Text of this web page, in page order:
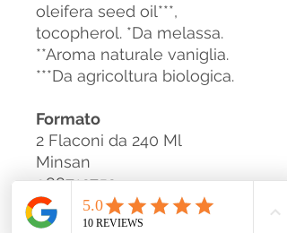
oleifera seed oil***,
tocopherol. *Da melassa.
**Aroma naturale vaniglia.
***Da agricoltura biologica.
Formato
2 Flaconi da 240 Ml
Minsan
988712752